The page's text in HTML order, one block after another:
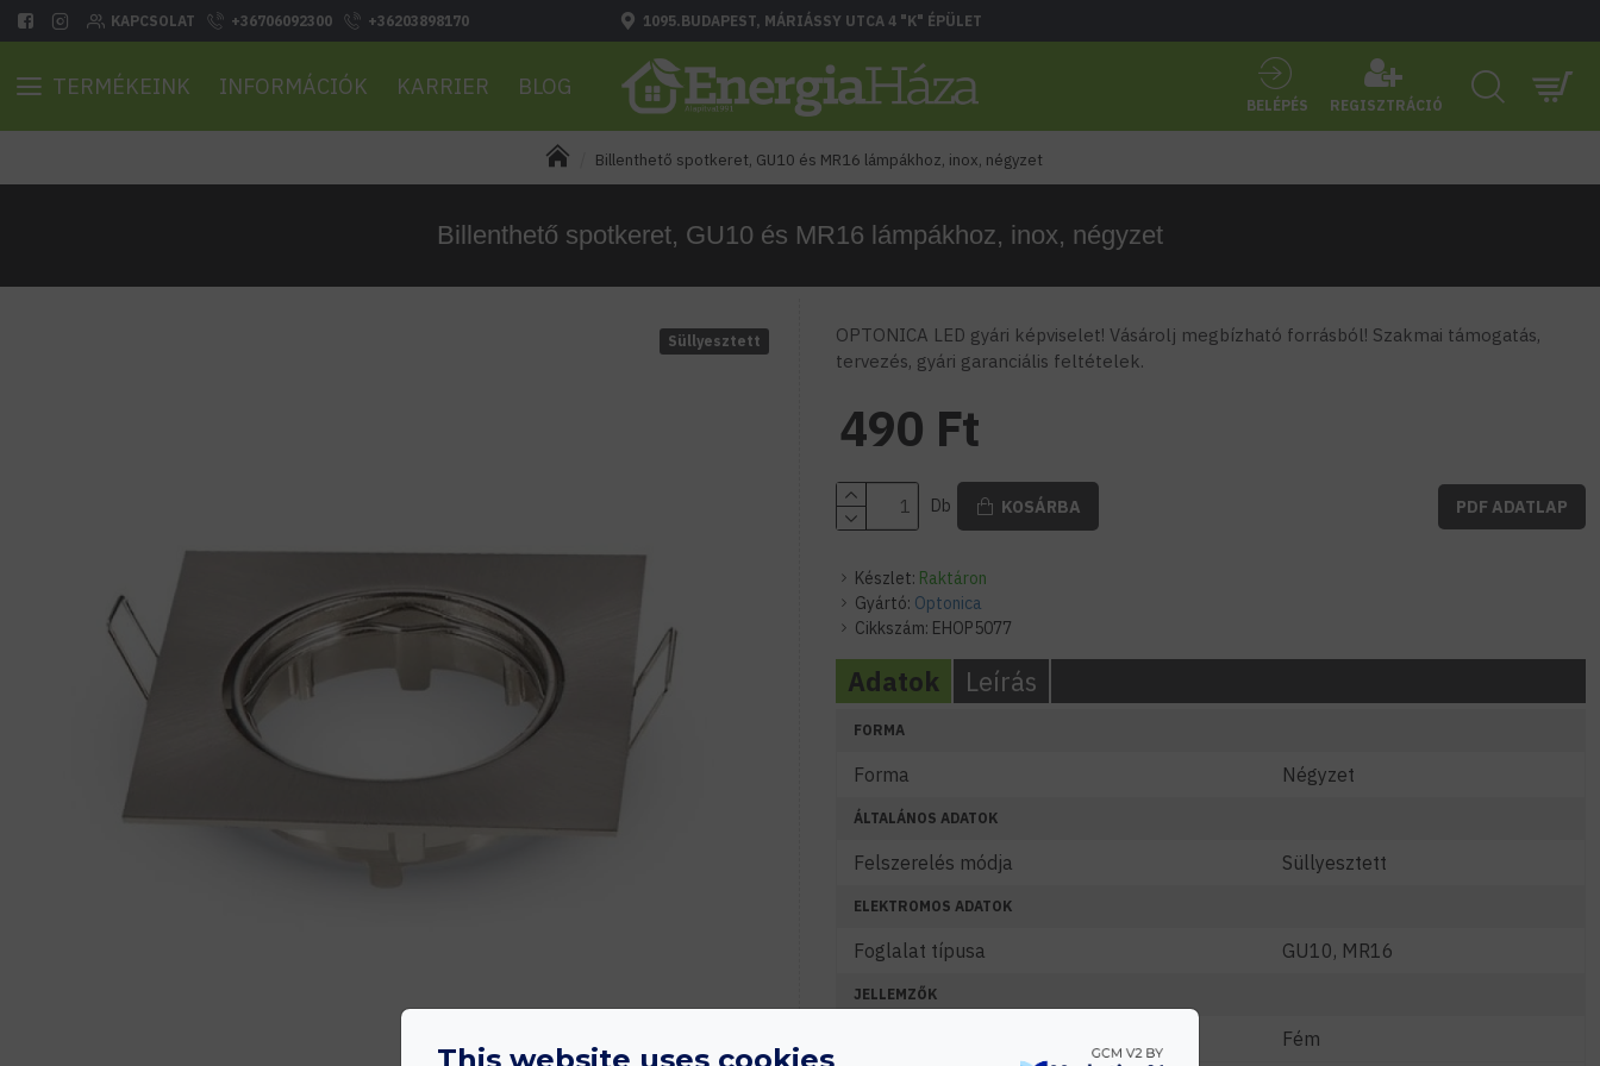
KAPCSOLAT +36706092300 +36203898170 1095.BUDAPEST, MÁRIÁSSY UTCA 4 "K" ÉPÜLET
TERMÉKEINK INFORMÁCIÓK KARRIER BLOG
BELÉPÉS REGISZTRÁCIÓ
Billenthető spotkeret, GU10 és MR16 lámpákhoz, inox, négyzet
Billenthető spotkeret, GU10 és MR16 lámpákhoz, inox, négyzet
Süllyesztett
OPTONICA LED gyári képviselet! Vásárolj megbízható forrásból! Szakmai támogatás,
tervezés, gyári garanciális feltételek.
Készlet: Raktáron
Gyártó: Optonica
Cikkszám: EHOP5077
490 Ft
Db KOSÁRBA PDF ADATLAP
Adatok Leírás
FORMA
Forma Négyzet
ÁLTALÁNOS ADATOK
Felszerelés módja Süllyesztett
ELEKTROMOS ADATOK
Foglalat típusa GU10, MR16
JELLEMZŐK
Fém